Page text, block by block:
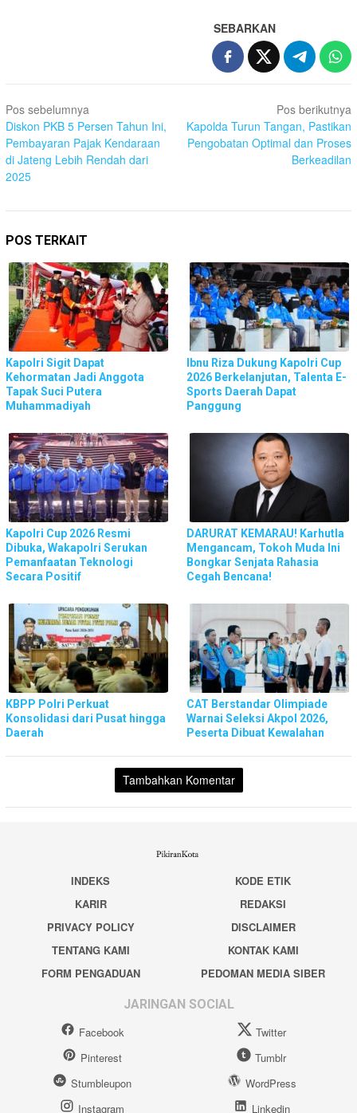
SEBARKAN
Navigasi
pos
Pos sebelumnya
Diskon PKB 5 Persen Tahun Ini,
Pembayaran Pajak Kendaraan
di Jateng Lebih Rendah dari
2025
Pos berikutnya
Kapolda Turun Tangan, Pastikan
Pengobatan Optimal dan Proses
Berkeadilan
POS TERKAIT
Kapolri Sigit Dapat
Kehormatan Jadi Anggota
Tapak Suci Putera
Muhammadiyah
Ibnu Riza Dukung Kapolri Cup
2026 Berkelanjutan, Talenta E-
Sports Daerah Dapat
Panggung
Kapolri Cup 2026 Resmi
Dibuka, Wakapolri Serukan
Pemanfaatan Teknologi
Secara Positif
DARURAT KEMARAU! Karhutla
Mengancam, Tokoh Muda Ini
Bongkar Senjata Rahasia
Cegah Bencana!
KBPP Polri Perkuat
Konsolidasi dari Pusat hingga
Daerah
CAT Berstandar Olimpiade
Warnai Seleksi Akpol 2026,
Peserta Dibuat Kewalahan
Tambahkan Komentar
INDEKS
KODE ETIK
KARIR
REDAKSI
PRIVACY POLICY
DISCLAIMER
TENTANG KAMI
KONTAK KAMI
FORM PENGADUAN
PEDOMAN MEDIA SIBER
JARINGAN SOCIAL
Facebook
Twitter
Pinterest
Tumblr
Stumbleupon
WordPress
Instagram
Linkedin